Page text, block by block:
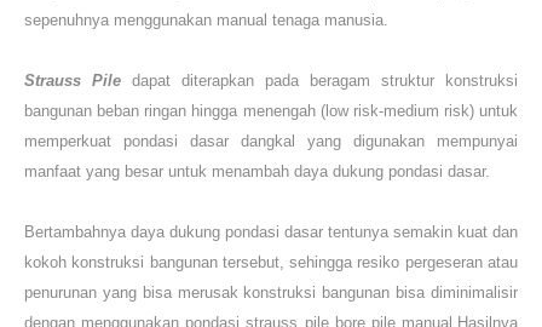
sepenuhnya menggunakan manual tenaga manusia.
Strauss Pile dapat diterapkan pada beragam struktur konstruksi
bangunan beban ringan hingga menengah (low risk-medium risk) untuk
memperkuat pondasi dasar dangkal yang digunakan mempunyai
manfaat yang besar untuk menambah daya dukung pondasi dasar.
Bertambahnya daya dukung pondasi dasar tentunya semakin kuat dan
kokoh konstruksi bangunan tersebut, sehingga resiko pergeseran atau
penurunan yang bisa merusak konstruksi bangunan bisa diminimalisir
dengan menggunakan pondasi strauss pile bore pile manual.Hasilnya